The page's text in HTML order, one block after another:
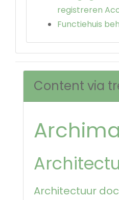
registreren
Functiehuis
Content via
Architectuur